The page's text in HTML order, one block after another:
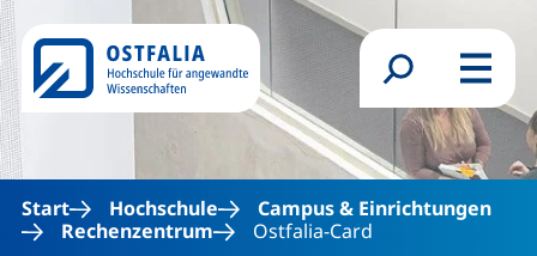
Direkt zum Inhalt
Suchformular
Menü
Start Hochschule
Campus & Einrichtungen
Rechenzentrum
Ostfalia-Card